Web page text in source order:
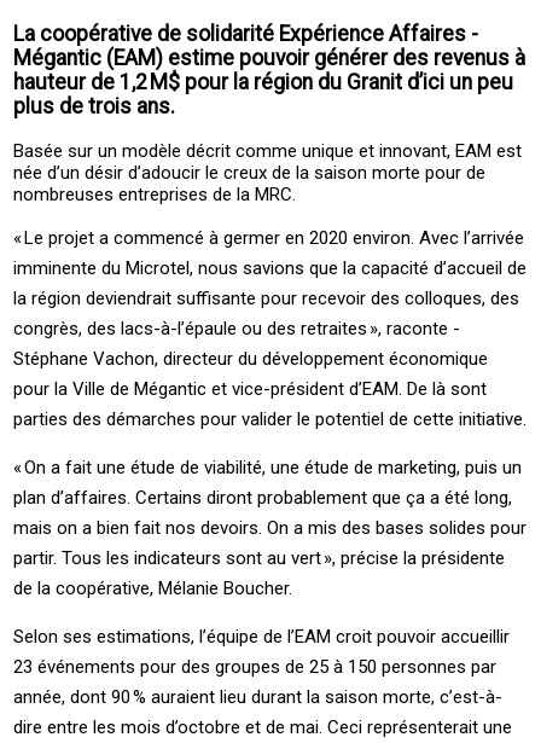
La coopérative de solidarité ­Expérience ­Affaires ­
Mégantic (EAM) estime pouvoir générer des revenus à
hauteur de 1,2 M$ pour la région du ­Granit d’ici un peu
plus de trois ans.
Basée sur un modèle décrit comme unique et innovant, ­EAM est
née d’un désir d’adoucir le creux de la saison morte pour de
nombreuses entreprises de la ­MRC.
« ­Le projet a commencé à germer en 2020 environ. Avec l’arrivée
imminente du ­Microtel, nous savions que la capacité d’accueil de
la région deviendrait suffisante pour recevoir des colloques, des
congrès, des ­lacs-à-l’épaule ou des retraites », raconte ­
Stéphane ­Vachon, directeur du développement économique
pour la ­Ville de ­Mégantic et ­vice-président d’EAM. De là sont
parties des démarches pour valider le potentiel de cette initiative.
« ­On a fait une étude de viabilité, une étude de marketing, puis un
plan d’affaires. Certains diront probablement que ça a été long,
mais on a bien fait nos devoirs. On a mis des bases solides pour
partir. Tous les indicateurs sont au vert », précise la présidente
de la coopérative, ­Mélanie ­Boucher.
Selon ses estimations, l’équipe de l’EAM croit pouvoir accueillir
23 événements pour des groupes de 25 à 150 personnes par
année, dont 90 % auraient lieu durant la saison morte, c’­est-à-
dire entre les mois d’octobre et de mai. Ceci représenterait une